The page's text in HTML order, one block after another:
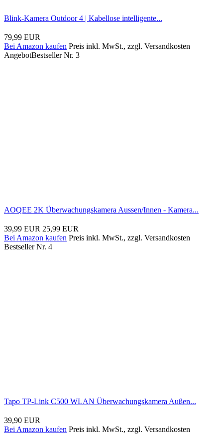
Blink-Kamera Outdoor 4 | Kabellose intelligente...
79,99 EUR
Bei Amazon kaufen Preis inkl. MwSt., zzgl. Versandkosten
AngebotBestseller Nr. 3
AOQEE 2K Überwachungskamera Aussen/Innen - Kamera...
39,99 EUR 25,99 EUR
Bei Amazon kaufen Preis inkl. MwSt., zzgl. Versandkosten
Bestseller Nr. 4
Tapo TP-Link C500 WLAN Überwachungskamera Außen...
39,90 EUR
Bei Amazon kaufen Preis inkl. MwSt., zzgl. Versandkosten